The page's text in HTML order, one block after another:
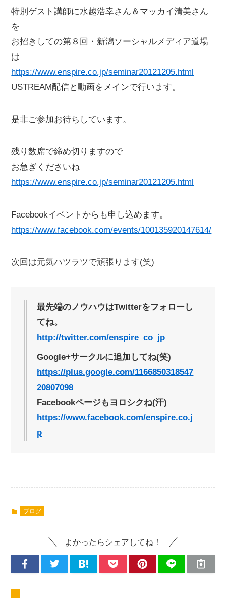
特別ゲスト講師に水越浩幸さん＆マッカイ清美さん
を
お招きしての第８回・新潟ソーシャルメディア道場
は
https://www.enspire.co.jp/seminar20121205.html
USTREAM配信と動画をメインで行います。
是非ご参加お待ちしています。
残り数席で締め切りますので
お急ぎくださいね
https://www.enspire.co.jp/seminar20121205.html
Facebookイベントからも申し込めます。
https://www.facebook.com/events/100135920147614/
次回は元気ハツラツで頑張ります(笑)
最先端のノウハウはTwitterをフォローし
てね。
http://twitter.com/enspire_co_jp
Google+サークルに追加してね(笑)
https://plus.google.com/1166850318547
20807098
Facebookページもヨロシクね(汗)
https://www.facebook.com/enspire.co.j
p
ブログ
よかったらシェアしてね！